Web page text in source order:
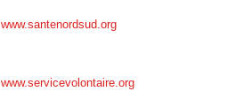
www.santenordsud.org
www.servicevolontaire.org